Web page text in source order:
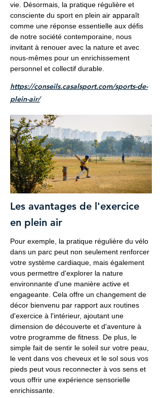
vie. Désormais, la pratique régulière et
consciente du sport en plein air apparaît
comme une réponse essentielle aux défis
de notre société contemporaine, nous
invitant à renouer avec la nature et avec
nous-mêmes pour un enrichissement
personnel et collectif durable.
https://conseils.casalsport.com/sports-de-
plein-air/
Les avantages de l'exercice
en plein air
Pour exemple, la pratique régulière du vélo
dans un parc peut non seulement renforcer
votre système cardiaque, mais également
vous permettre d'explorer la nature
environnante d'une manière active et
engageante. Cela offre un changement de
décor bienvenu par rapport aux routines
d'exercice à l'intérieur, ajoutant une
dimension de découverte et d'aventure à
votre programme de fitness. De plus, le
simple fait de sentir le soleil sur votre peau,
le vent dans vos cheveux et le sol sous vos
pieds peut vous reconnecter à vos sens et
vous offrir une expérience sensorielle
enrichissante.